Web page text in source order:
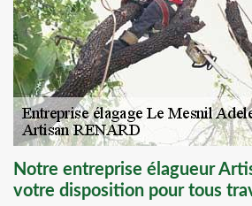
Notre entreprise élagueur
votre disposition pour tous